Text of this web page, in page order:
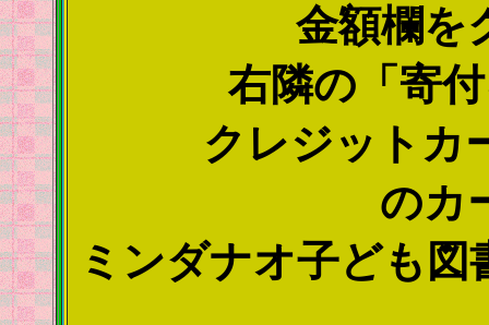
金額欄を
右隣の「寄
クレジットカ
のカ
ミンダナオ子ども